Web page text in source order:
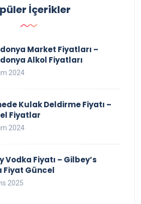
İçerikler
Market Fiyatları –
Alkol Fiyatları
2024
Kulak Deldirme Fiyatı –
Fiyatlar
2024
Vodka Fiyatı – Gilbey’s
Fiyat Güncel
2025